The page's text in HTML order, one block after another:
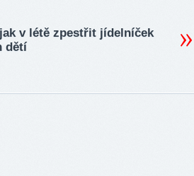
v létě zpestřit jídelníček
dětí